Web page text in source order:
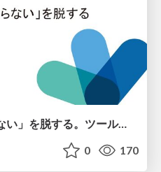
「AIを入れたのに変わらない」を脱する。ツール導入から文化定着まで、1年間の実践知を公開
0 170